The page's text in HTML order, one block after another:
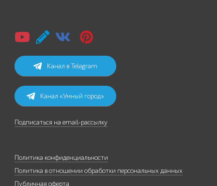
Канал в Telegram
Канал «Умный город»
Подписаться на email-рассылку
Политика конфиденциальности
Политика в отношении обработки персональных данных
Публичная оферта